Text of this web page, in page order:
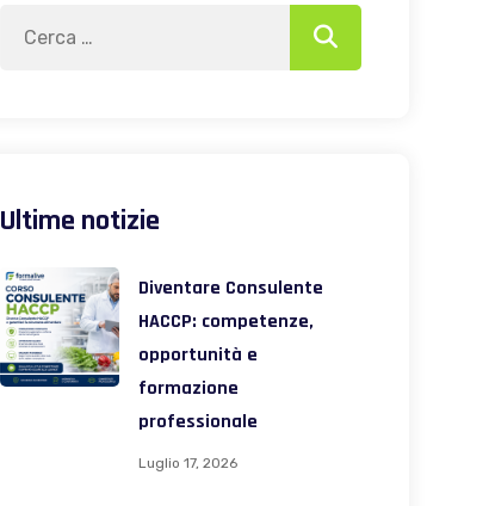
Search
Ultime notizie
Diventare Consulente
HACCP: competenze,
opportunità e
formazione
professionale
Luglio 17, 2026